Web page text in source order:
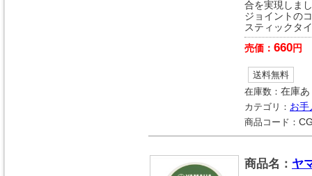
合を実現しま
ジョイントの
スティックタ
売価： 660 円
送料無料
在庫数： 在庫あ
カテゴリ： お手
商品コード：
商品名： ヤ